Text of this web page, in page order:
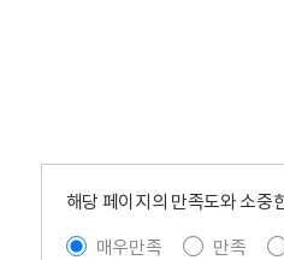
해당 페이지의 만족도와 소중
매우만족
만족